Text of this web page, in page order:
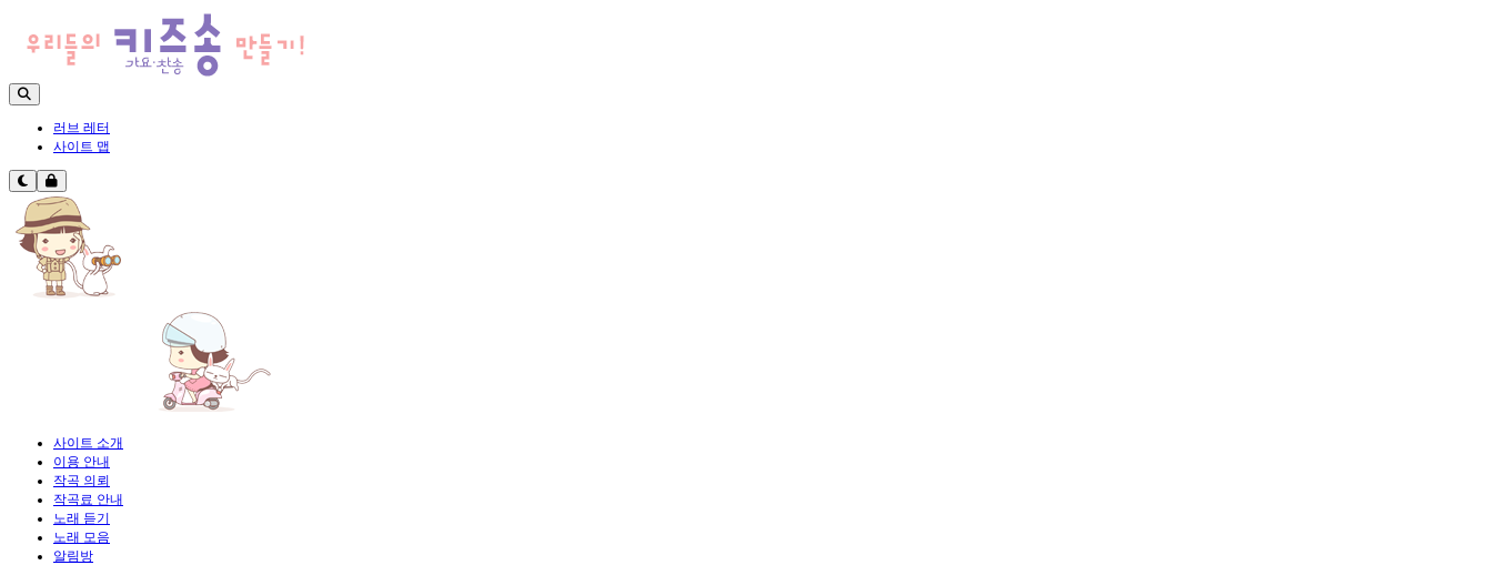
러브 레터
사이트 맵
사이트 소개
이용 안내
작곡 의뢰
작곡료 안내
노래 듣기
노래 모음
알림방